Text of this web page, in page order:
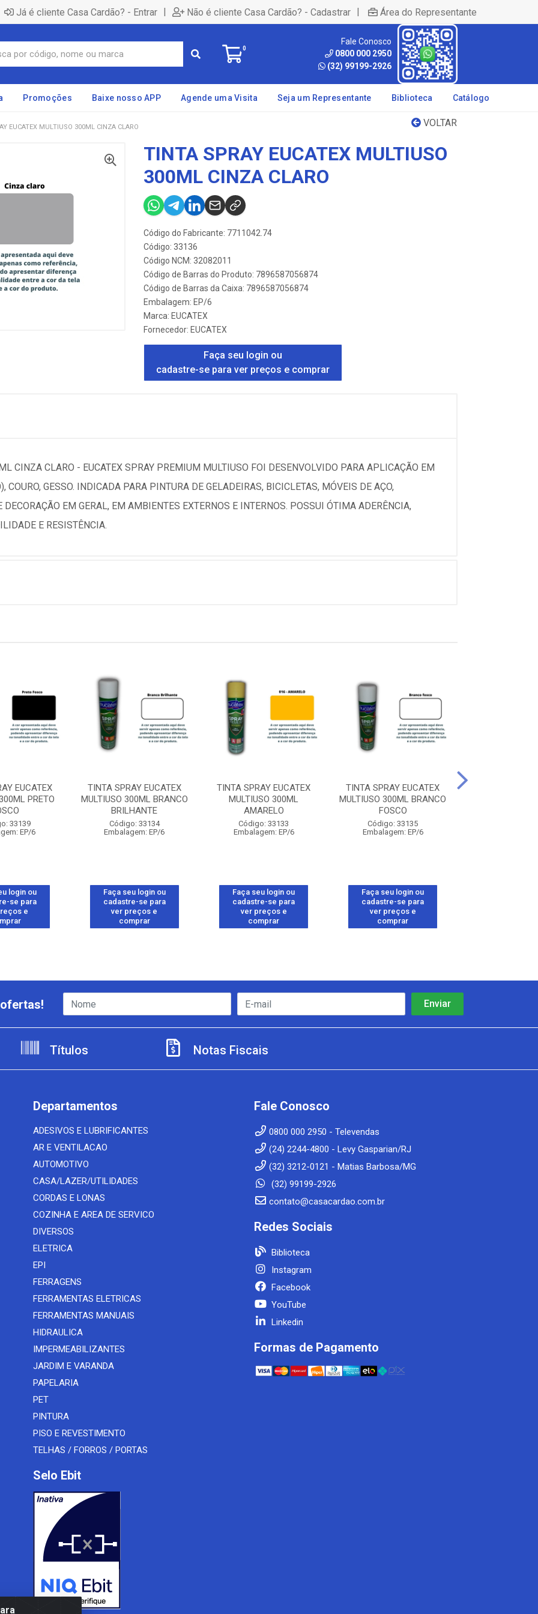
Já é cliente Casa Cardão? - Entrar | Não é cliente Casa Cardão? - Cadastrar | Área do Representante
0
Fale Conosco
0800 000 2950
(32) 99199-2926
Promoções Baixe nosso APP Agende uma Visita Seja um Representante Biblioteca Catálogo
VOLTAR
EUCATEX MULTIUSO 300ML CINZA CLARO
TINTA SPRAY EUCATEX MULTIUSO
300ML CINZA CLARO
Código do Fabricante: 7711042.74
Código: 33136
Código NCM: 32082011
Código de Barras do Produto: 7896587056874
Código de Barras da Caixa: 7896587056874
Embalagem: EP/6
Marca: EUCATEX
Fornecedor: EUCATEX
Faça seu login ou
cadastre-se para ver preços e comprar
CINZA CLARO - EUCATEX SPRAY PREMIUM MULTIUSO FOI DESENVOLVIDO PARA APLICAÇÃO EM
COURO, GESSO. INDICADA PARA PINTURA DE GELADEIRAS, BICICLETAS, MÓVEIS DE AÇO,
EM GERAL, EM AMBIENTES EXTERNOS E INTERNOS. POSSUI ÓTIMA ADERÊNCIA,
E RESISTÊNCIA.
EUCATEX
PRETO
33139
EP/6
login ou
se para
e
TINTA SPRAY EUCATEX
MULTIUSO 300ML BRANCO
BRILHANTE
Código: 33134
Embalagem: EP/6
Faça seu login ou
cadastre-se para
ver preços e
comprar
TINTA SPRAY EUCATEX
MULTIUSO 300ML
AMARELO
Código: 33133
Embalagem: EP/6
Faça seu login ou
cadastre-se para
ver preços e
comprar
TINTA SPRAY EUCATEX
MULTIUSO 300ML BRANCO
FOSCO
Código: 33135
Embalagem: EP/6
Faça seu login ou
cadastre-se para
ver preços e
comprar
Títulos Notas Fiscais
Departamentos
ADESIVOS E LUBRIFICANTES
AR E VENTILACAO
AUTOMOTIVO
CASA/LAZER/UTILIDADES
CORDAS E LONAS
COZINHA E AREA DE SERVICO
DIVERSOS
ELETRICA
EPI
FERRAGENS
FERRAMENTAS ELETRICAS
FERRAMENTAS MANUAIS
HIDRAULICA
IMPERMEABILIZANTES
JARDIM E VARANDA
PAPELARIA
PET
PINTURA
PISO E REVESTIMENTO
TELHAS / FORROS / PORTAS
Selo Ebit
Fale Conosco
0800 000 2950 - Televendas
(24) 2244-4800 - Levy Gasparian/RJ
(32) 3212-0121 - Matias Barbosa/MG
(32) 99199-2926
contato@casacardao.com.br
Redes Sociais
Biblioteca
Instagram
Facebook
YouTube
Linkedin
Formas de Pagamento